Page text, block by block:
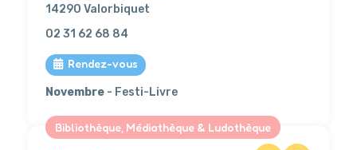
14290 Valorbiquet
02 31 62 68 84
Rendez-vous
Novembre - Festi-Livre
Bibliothèque, Médiathèque & Ludothèque